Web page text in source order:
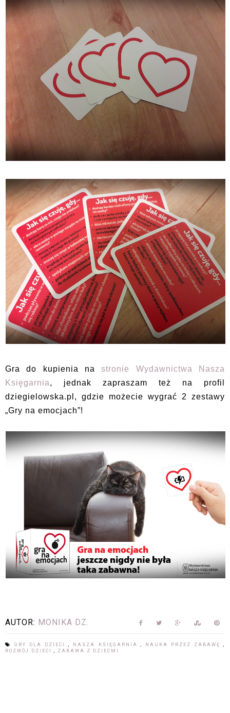
Gra do kupienia nastronie Wydawnictwa Nasza
Księgarnia, jednak zapraszam też na profil
dziegielowska.pl, gdzie możecie wygrać 2 zestawy
„Gry na emocjach”!
AUTOR: MONIKA DZ.
GRY DLA DZIECI, NASZA KSIĘGARNIA , NAUKA PRZEZ ZABAWĘ,
ROZWÓJ DZIECI , ZABAWA Z DZIECMI